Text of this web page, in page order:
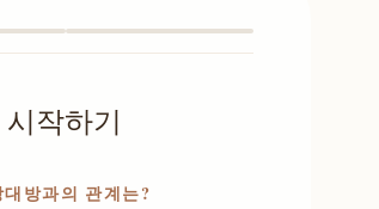
작하기
대방과의 관계는?